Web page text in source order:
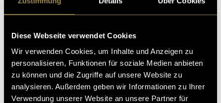
Diese Webseite verwendet Cookies
Wir verwenden Cookies, um Inhalte und Anzeigen zu
personalisieren, Funktionen für soziale Medien anbieten
zu können und die Zugriffe auf unsere Website zu
analysieren. Außerdem geben wir Informationen zu Ihrer
Verwendung unserer Website an unsere Partner für